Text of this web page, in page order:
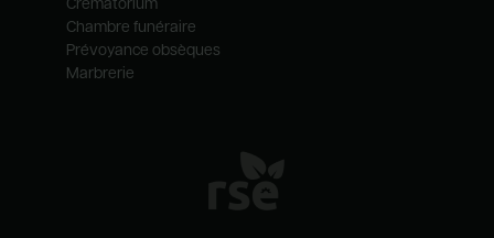
Crématorium
Chambre funéraire
Prévoyance obsèques
Marbrerie